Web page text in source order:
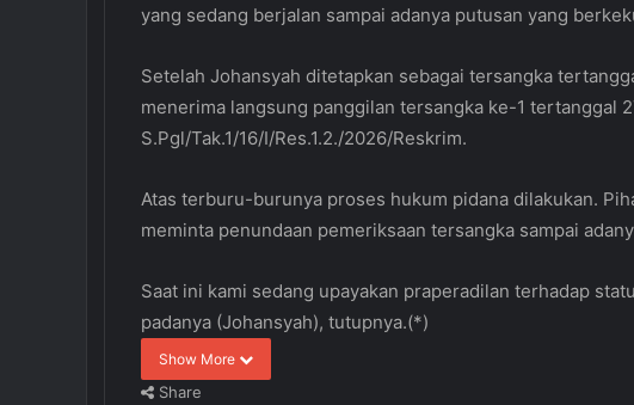
yang sedang berjalan sampai adanya putusan yang
Setelah Johansyah ditetapkan sebagai tersangka
menerima langsung panggilan tersangka ke-1 tertanggal
S.Pgl/Tak.1/16/I/Res.1.2./2026/Reskrim.
Atas terburu-burunya proses hukum pidana dilakukan.
meminta penundaan pemeriksaan tersangka sampai
Saat ini kami sedang upayakan praperadilan terhadap
padanya (Johansyah), tutupnya.(*)
Show More
Share